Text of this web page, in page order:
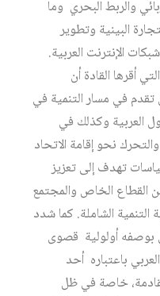
والربط البحري وما
البينية وتطوير
الإنترنت العربية.
أقرها القادة أن
في مسار التنمية في
العربية وكذلك في
نحو إقامة الاتحاد
تهدف إلى تعزيز
القطاع الخاص والمجتمع
التنمية الشاملة. كما شدد
بوصفه أولولية قصوى
باعتباره أحد
خاصة في ظل